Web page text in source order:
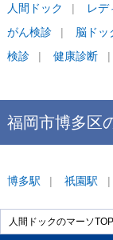
人間ドック レデ
がん検診
脳ドッ
検診
健康診断
福岡市博多区
博多駅 祇園駅
人間ドックのマーソTOP